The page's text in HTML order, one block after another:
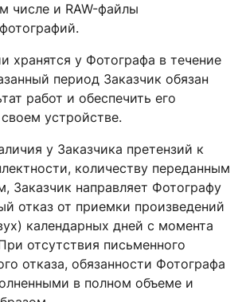
числе и RAW-файлы
хранятся у Фотографа в течение
период Заказчик обязан
работ и обеспечить его
устройстве.
у Заказчика претензий к
количеству переданным
Заказчик направляет Фотографу
отказ от приемки произведений
календарных дней с момента
отсутствия письменного
отказа, обязанности Фотографа
в полном объеме и